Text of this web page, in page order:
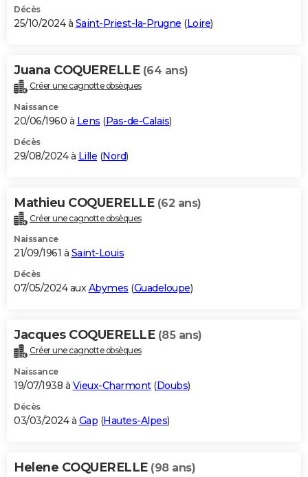
Décès
25/10/2024 à Saint-Priest-la-Prugne (Loire)
Juana COQUERELLE (64 ans)
Créer une cagnotte obsèques
Naissance
20/06/1960 à Lens (Pas-de-Calais)
Décès
29/08/2024 à Lille (Nord)
Mathieu COQUERELLE (62 ans)
Créer une cagnotte obsèques
Naissance
21/09/1961 à Saint-Louis
Décès
07/05/2024 auxAbymes (Guadeloupe)
Jacques COQUERELLE (85 ans)
Créer une cagnotte obsèques
Naissance
19/07/1938 à Vieux-Charmont(Doubs)
Décès
03/03/2024 à Gap (Hautes-Alpes)
Helene COQUERELLE (98 ans)